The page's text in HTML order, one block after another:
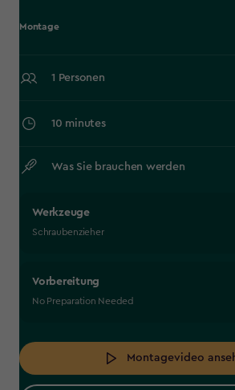
Montage
1 Personen
10 minutes
Was Sie brauchen werden
Werkzeuge
Schraubenzieher
Vorbereitung
No Preparation Needed
Montagevideo